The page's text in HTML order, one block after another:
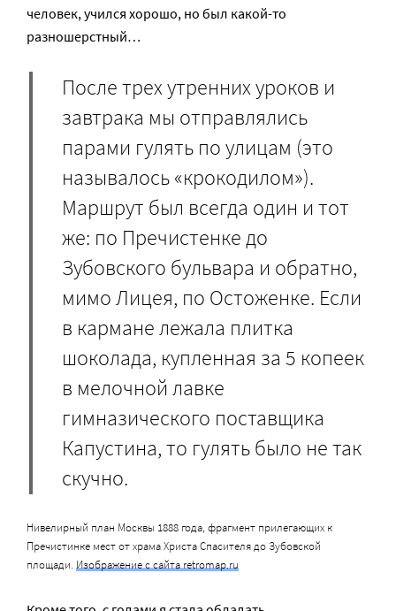
человек, учился хорошо, но был какой-то
разношерстный…
После трех утренних уроков и
завтрака мы отправлялись
парами гулять по улицам (это
называлось «крокодилом»).
Маршрут был всегда один и тот
же: по Пречистенке до
Зубовского бульвара и обратно,
мимо Лицея, по Остоженке. Если
в кармане лежала плитка
шоколада, купленная за 5 копеек
в мелочной лавке
гимназического поставщика
Капустина, то гулять было не так
скучно.
Нивелирный план Москвы 1888 года, фрагмент прилегающих к
Пречистинке мест от храма Христа Спасителя до Зубовской
площади. Изображение с сайта retromap.ru